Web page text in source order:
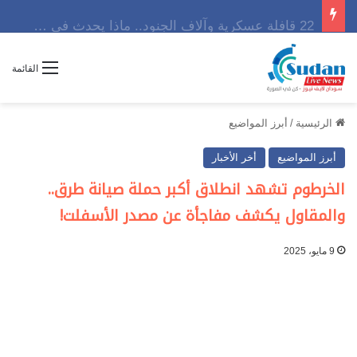
القائمة
الرئيسية / أبرز المواضيع
أبرز المواضيع أخر الأخبار
الخرطوم تشهد انطلاق أكبر حملة صيانة طرق..
والمقاول يكشف مفاجأة عن مصدر الأسفلت!
9 مايو، 2025